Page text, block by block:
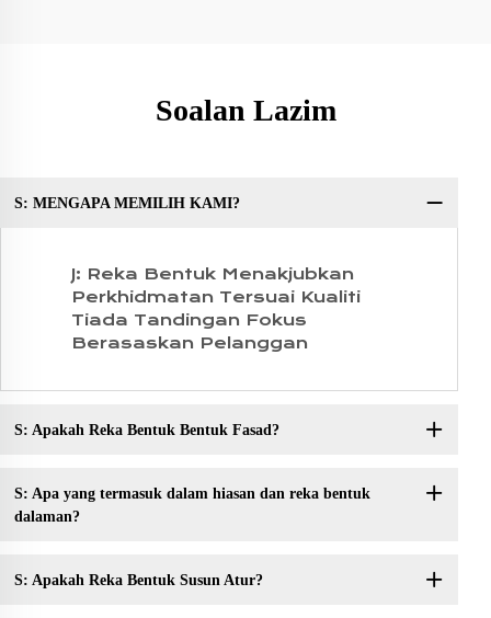
Soalan Lazim
S: MENGAPA MEMILIH KAMI?
J: Reka Bentuk Menakjubkan
Perkhidmatan Tersuai Kualiti
Tiada Tandingan Fokus
Berasaskan Pelanggan
S: Apakah Reka Bentuk Bentuk Fasad?
S: Apa yang termasuk dalam hiasan dan reka bentuk
dalaman?
S: Apakah Reka Bentuk Susun Atur?